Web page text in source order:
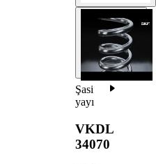
Şasi
yayı
VKDL
34070